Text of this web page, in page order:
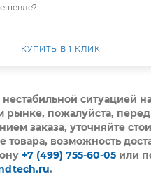
КУПИТЬ В 1 КЛИК
нестабильной ситуацией
рынке, пожалуйста, перед
заказа, уточняйте
товара, возможность
+7 (499) 755-60-05 или
.